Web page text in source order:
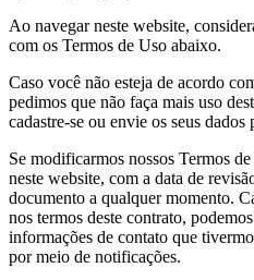
Ao navegar neste website,
com os Termos de Uso abaixo.
Caso você não esteja de acordo
pedimos que não faça mais uso
cadastre-se ou envie os seus dados
Se modificarmos nossos Termos
neste website, com a data de
documento a qualquer momento.
nos termos deste contrato,
informações de contato que
por meio de notificações.